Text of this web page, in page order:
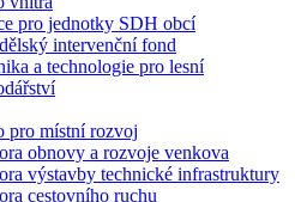
pro jednotky SDH obcí
intervenční fond
a technologie pro lesní
pro místní rozvoj
obnovy a rozvoje venkova
výstavby technické infrastruktury
cestovního ruchu